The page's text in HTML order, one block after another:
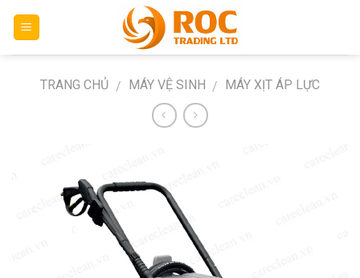
TRANG CHỦ / MÁY VỆ SINH / MÁY XỊT ÁP LỰC